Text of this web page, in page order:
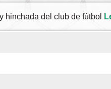
hinchada del club de fútbol